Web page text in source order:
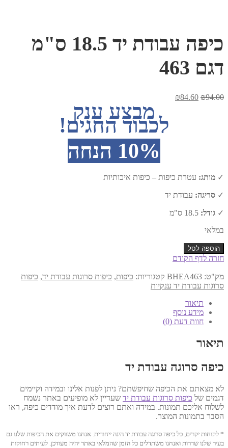
כיפה עבודת יד 18.5 ס"מ
דגם 463
₪94.00
המחיר₪84.60
הוא:
₪84.60.
מבצע ענק
לכבוד החגים!
10% הנחה
✓ מותג: עטרת כיפות – כיפות איכותיות
✓ סריגה: עבודת יד
✓ גודל:
במלאי
כמות
של
עבודת
יד
הוספה לסל
חזרה לדף הקודם
מק"ט: BHEA463 קטגוריות: כיפות, כיפות סרוגות עבודת יד, כיפות
סרוגות עבודת יד ענקיות
תיאור
מידע נוסף
חוות דעת (0)
תיאור
כיפה סרוגה עבודת יד
לא מצאתם את הכיפה שחיפשתם? ניתן לפנות אלינו ובמידה וקיימים
דגמים של כיפות סרוגות עבודת יד שעדיין לא מופיעים באתר נשמח
לשלוח אליכם תמונות. במידה ואתם רוצים לדעת איך מודדים כיפה, ראו
הסבר בתמונות המוצר.
* לקוחות יקרים, כל כיפה סרוגה עבודת יד הינה ייחודית. אנחנו משווקים את הכיפות שלנו גם
בעיר שלנו שדרות ואנחנו משתדלים כל הזמן שהמלאי באתר יהיה מעודכן. לעיתים רחוקות